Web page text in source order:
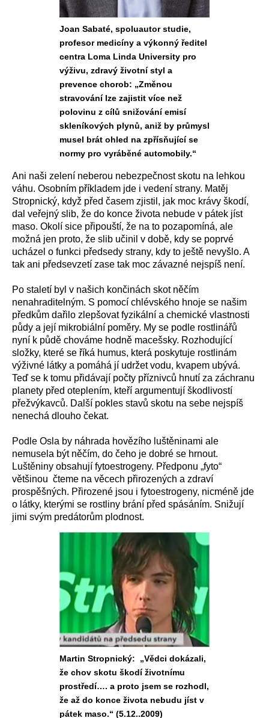
Joan Sabaté, spoluautor studie,
profesor medicíny a výkonný ředitel
centra Loma Linda University pro
výživu, zdravý životní styl a
prevence chorob: „Změnou
stravování lze zajistit více než
polovinu z cílů snižování emisí
skleníkových plynů, aniž by průmysl
musel brát ohled na zpřísňující se
normy pro vyráběné automobily.“
Ani naši zelení neberou nebezpečnost skotu na lehkou
váhu. Osobním příkladem jde i vedení strany. Matěj
Stropnický, když před časem zjistil, jak moc krávy škodí,
dal veřejný slib, že do konce života nebude v pátek jíst
maso. Okolí sice připouští, že na to pozapomíná, ale
možná jen proto, že slib učinil v době, kdy se poprvé
ucházel o funkci předsedy strany, kdy to ještě nevyšlo. A
tak ani předsevzetí zase tak moc závazné nejspíš není.
Po staletí byl v našich končinách skot něčím
nenahraditelným. S pomocí chlévského hnoje se našim
předkům dařilo zlepšovat fyzikální a chemické vlastnosti
půdy a její mikrobiální poměry. My se podle rostlinářů
nyní k půdě chováme hodně macešsky. Rozhodující
složky, které se říká humus, která poskytuje rostlinám
výživné látky a pomáhá jí udržet vodu, kvapem ubývá.
Teď se k tomu přidávají počty příznivců hnutí za záchranu
planety před oteplením, kteří argumentují škodlivostí
přežvýkavců. Další pokles stavů skotu na sebe nejspíš
nenechá dlouho čekat.
Podle Osla by náhrada hovězího luštěninami ale
nemusela být něčím, do čeho je dobré se hrnout.
Luštěniny obsahují fytoestrogeny. Předponu „fyto“
většinou čteme na věcech přirozených a zdraví
prospěšných. Přirozené jsou i fytoestrogeny, nicméně jde
o látky, kterými se rostliny brání před spásáním. Snižují
jimi svým predátorům plodnost.
Martin Stropnický: „Vědci dokázali,
že chov skotu škodí životnímu
prostředí…. a proto jsem se rozhodl,
že až do konce života nebudu jíst v
pátek maso.“ (5.12..2009)